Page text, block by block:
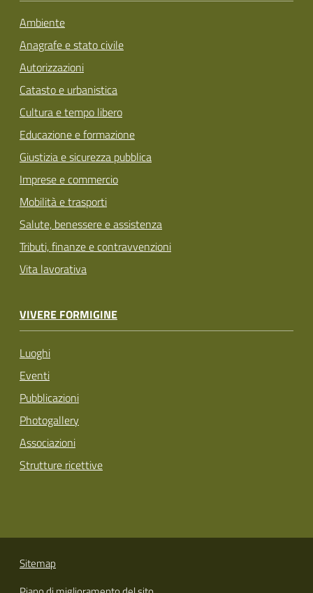
Ambiente
Anagrafe e stato civile
Autorizzazioni
Catasto e urbanistica
Cultura e tempo libero
Educazione e formazione
Giustizia e sicurezza pubblica
Imprese e commercio
Mobilità e trasporti
Salute, benessere e assistenza
Tributi, finanze e contravvenzioni
Vita lavorativa
VIVERE FORMIGINE
Luoghi
Eventi
Pubblicazioni
Photogallery
Associazioni
Strutture ricettive
Sitemap